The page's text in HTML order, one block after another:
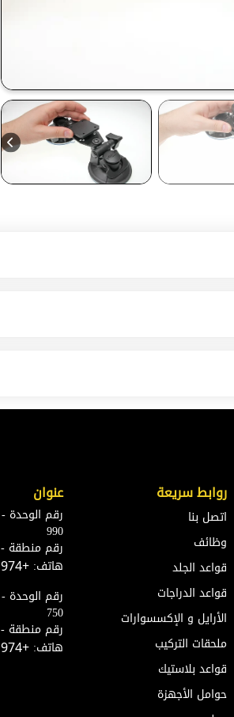
روابط سريعة
اتصل بنا
وظائف
قواعد الجلد
قواعد الدراجات
الأرايل و الإكسسوارات
ملحقات التركيب
قواعد بلاستيك
حوامل الأجهزة
عنوان
990
رقم منطقة - 52, الريان القديم الدوحة قطر
هاتف: +974 4465 2421
750
رقم منطقة - 71, أم صلال محمد, الدوحة قطر
هاتف: +974 5015 2425